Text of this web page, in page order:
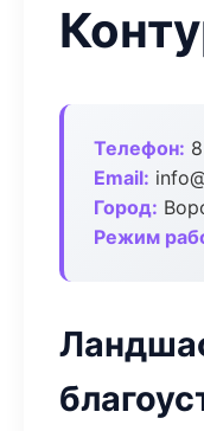
Телефон:
Email:
Город:
Режим